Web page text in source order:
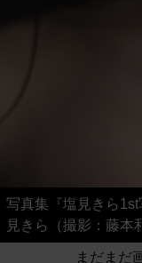
写真集『塩見きら
見きら（撮影：藤本
まだまだ